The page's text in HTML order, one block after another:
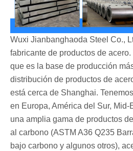
Wuxi Jianbanghaoda Steel Co.,
fabricante de productos de
que es la base de producción
distribución de productos de
está cerca de Shanghai.
en Europa, América del Sur, Mid-
una amplia gama de productos
al carbono (ASTM A36 Q235
bajo carbono y algunos otros),